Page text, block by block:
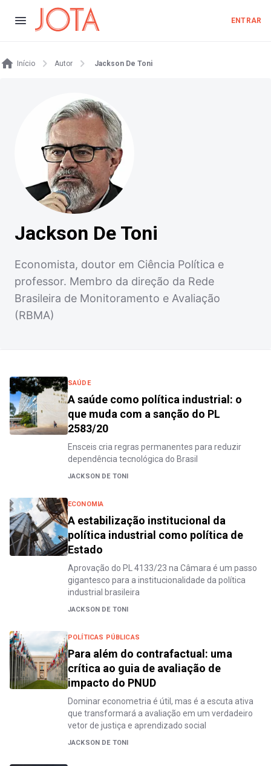
ENTRAR
Início Autor Jackson De Toni
Jackson De Toni
Economista, doutor em Ciência Política e
professor. Membro da direção da Rede
Brasileira de Monitoramento e Avaliação
(RBMA)
SAÚDE
A saúde como política industrial: o
que muda com a sanção do PL
2583/20
Ensceis cria regras permanentes para reduzir
dependência tecnológica do Brasil
JACKSON DE TONI
ECONOMIA
A estabilização institucional da
política industrial como política de
Estado
Aprovação do PL 4133/23 na Câmara é um passo
gigantesco para a institucionalidade da política
industrial brasileira
JACKSON DE TONI
POLÍTICAS PÚBLICAS
Para além do contrafactual: uma
crítica ao guia de avaliação de
impacto do PNUD
Dominar econometria é útil, mas é a escuta ativa
que transformará a avaliação em um verdadeiro
vetor de justiça e aprendizado social
JACKSON DE TONI